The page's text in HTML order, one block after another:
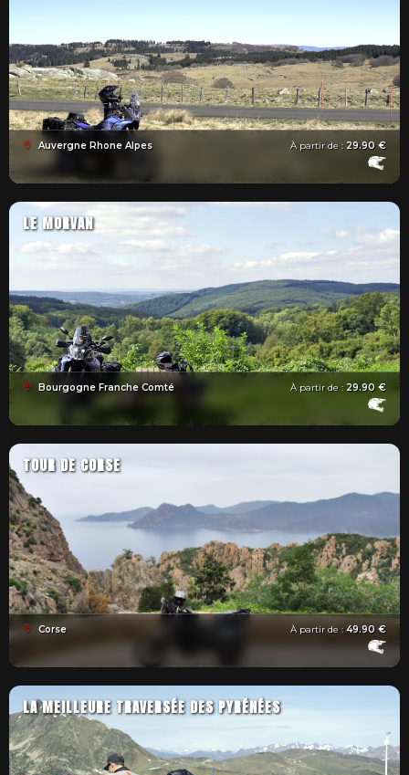
Auvergne Rhone Alpes À partir de : 29.90 €
LE MORVAN
Bourgogne Franche Comté À partir de : 29.90 €
TOUR DE CORSE
Corse À partir de :49.90 €
LA MEILLEURE TRAVERSÉE DES PYRÉNÉES